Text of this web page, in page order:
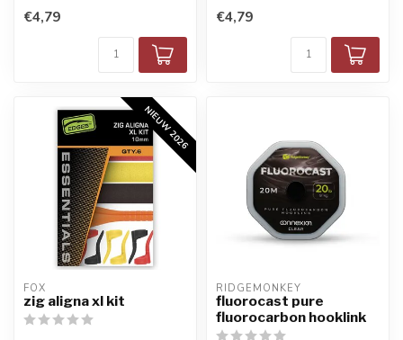
€4,79 €4,79
NIEUW 2026
FOX
zig aligna xl kit
RIDGEMONKEY
fluorocast pure
fluorocarbon hooklink